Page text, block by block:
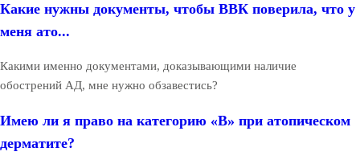
Какие нужны документы, чтобы ВВК поверила, что у
меня ато...
Какими именно документами, доказывающими наличие
обострений АД, мне нужно обзавестись?
Имею ли я право на категорию «В» при атопическом
дерматите?